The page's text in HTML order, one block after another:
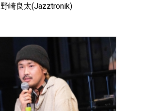
野崎良太(Jazztronik)